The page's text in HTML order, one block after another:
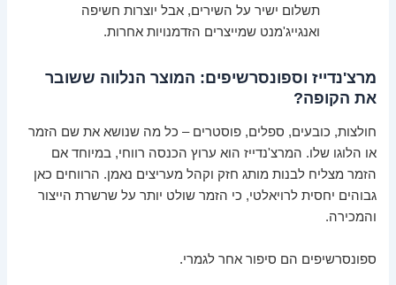
תשלום ישיר על השירים, אבל יוצרות חשיפה
ואנגייג'מנט שמייצרים הזדמנויות אחרות.
מרצ'נדייז וספונסרשיפים: המוצר הנלווה ששובר
את הקופה?
חולצות, כובעים, ספלים, פוסטרים – כל מה שנושא את שם הזמר
או הלוגו שלו. המרצ'נדייז הוא ערוץ הכנסה רווחי, במיוחד אם
הזמר מצליח לבנות מותג חזק וקהל מעריצים נאמן. הרווחים כאן
גבוהים יחסית לרויאלטי, כי הזמר שולט יותר על שרשרת הייצור
והמכירה.
ספונסרשיפים הם סיפור אחר לגמרי.